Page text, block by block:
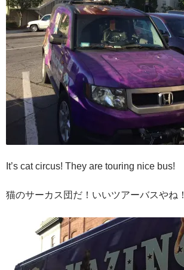
It’s cat circus! They are touring nice bus!
猫のサーカス団だ！いいツアーバスやね！